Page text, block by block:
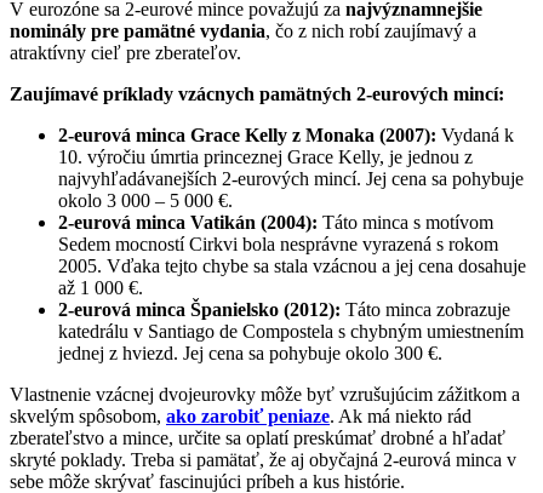
V eurozóne sa 2-eurové mince považujú za najvýznamnejšie
nominály pre pamätné vydania, čo z nich robí zaujímavý a
atraktívny cieľ pre zberateľov.
Zaujímavé príklady vzácnych pamätných 2-eurových mincí:
2-eurová minca Grace Kelly z Monaka (2007): Vydaná k
10. výročiu úmrtia princeznej Grace Kelly, je jednou z
najvyhľadávanejších 2-eurových mincí. Jej cena sa pohybuje
okolo 3 000 – 5 000 €.
2-eurová minca Vatikán (2004): Táto minca s motívom
Sedem mocností Cirkvi bola nesprávne vyrazená s rokom
2005. Vďaka tejto chybe sa stala vzácnou a jej cena dosahuje
až 1 000 €.
2-eurová minca Španielsko (2012): Táto minca zobrazuje
katedrálu v Santiago de Compostela s chybným umiestnením
jednej z hviezd. Jej cena sa pohybuje okolo 300 €.
Vlastnenie vzácnej dvojeurovky môže byť vzrušujúcim zážitkom a
skvelým spôsobom, ako zarobiť peniaze. Ak má niekto rád
zberateľstvo a mince, určite sa oplatí preskúmať drobné a hľadať
skryté poklady. Treba si pamätať, že aj obyčajná 2-eurová minca v
sebe môže skrývať fascinujúci príbeh a kus histórie.